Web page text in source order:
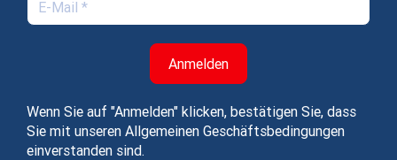
Wenn Sie auf "Anmelden" klicken, bestätigen Sie, dass
Sie mit unseren Allgemeinen Geschäftsbedingungen
einverstanden sind.